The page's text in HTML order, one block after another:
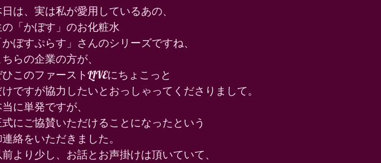
は、実は私が愛用しているあの、
「かぼす」のお化粧水
かぼすぷらす」さんのシリーズですね、
ちらの企業の方が、
このファーストLIVEにちょこっと
けですが協力したいとおっしゃってくださりまして。
に単発ですが、
式にご協賛いただけることになったという
絡をいただきました。
前より少し、お話とお声掛けは頂いていて、